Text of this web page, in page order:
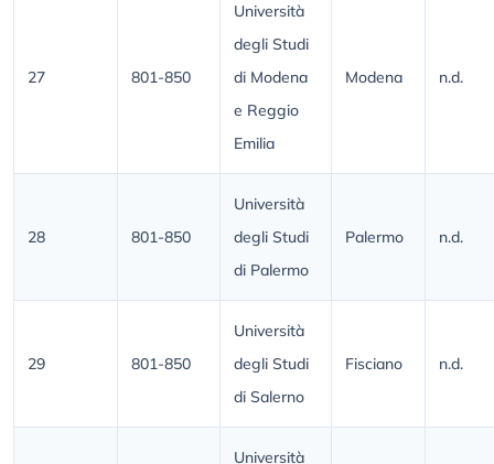
27 801-850
Università
degli Studi
di Modena
e Reggio
Emilia
Modena n.d.
28 801-850
Università
degli Studi
di Palermo
Palermo n.d.
29 801-850
Università
degli Studi
di Salerno
Fisciano n.d.
Università